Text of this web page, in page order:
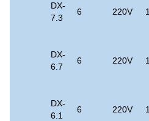
DX-
7.3
6 220V
DX-
6.7
6 220V
DX-
6.1
6 220V